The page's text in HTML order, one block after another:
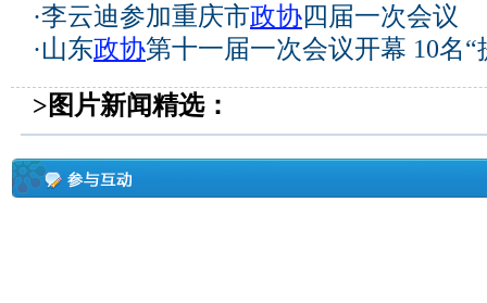
·李云迪参加重庆市政协四届一次会议
·山东政协第十一届一次会议开幕 10名“
>图片新闻精选：